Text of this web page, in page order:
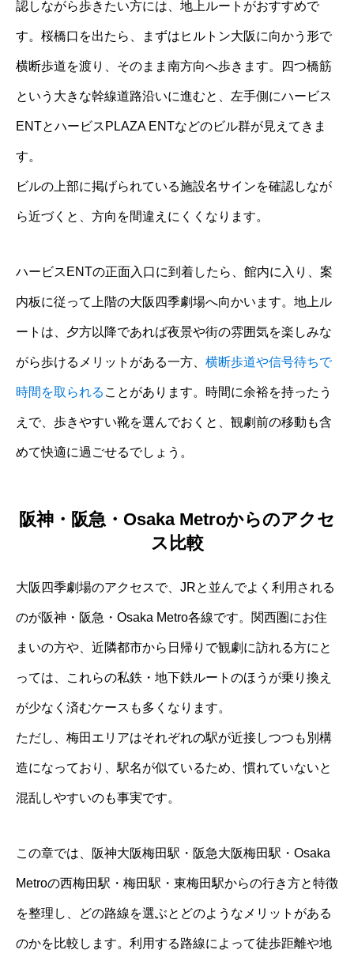
認しながら歩きたい方には、地上ルートがおすすめで
す。桜橋口を出たら、まずはヒルトン大阪に向かう形で
横断歩道を渡り、そのまま南方向へ歩きます。四つ橋筋
という大きな幹線道路沿いに進むと、左手側にハービス
ENTとハービスPLAZA ENTなどのビル群が見えてきま
す。
ビルの上部に掲げられている施設名サインを確認しなが
ら近づくと、方向を間違えにくくなります。
ハービスENTの正面入口に到着したら、館内に入り、案
内板に従って上階の大阪四季劇場へ向かいます。地上ル
ートは、夕方以降であれば夜景や街の雰囲気を楽しみな
がら歩けるメリットがある一方、 横断歩道や信号待ちで
時間を取られる ことがあります。時間に余裕を持ったう
えで、歩きやすい靴を選んでおくと、観劇前の移動も含
めて快適に過ごせるでしょう。
阪神・阪急・Osaka Metroからのアクセ
ス比較
大阪四季劇場のアクセスで、JRと並んでよく利用される
のが阪神・阪急・Osaka Metro各線です。関西圏にお住
まいの方や、近隣都市から日帰りで観劇に訪れる方にと
っては、これらの私鉄・地下鉄ルートのほうが乗り換え
が少なく済むケースも多くなります。
ただし、梅田エリアはそれぞれの駅が近接しつつも別構
造になっており、駅名が似ているため、慣れていないと
混乱しやすいのも事実です。
この章では、阪神大阪梅田駅・阪急大阪梅田駅・Osaka
Metroの西梅田駅・梅田駅・東梅田駅からの行き方と特徴
を整理し、どの路線を選ぶとどのようなメリットがある
のかを比較します。利用する路線によって徒歩距離や地